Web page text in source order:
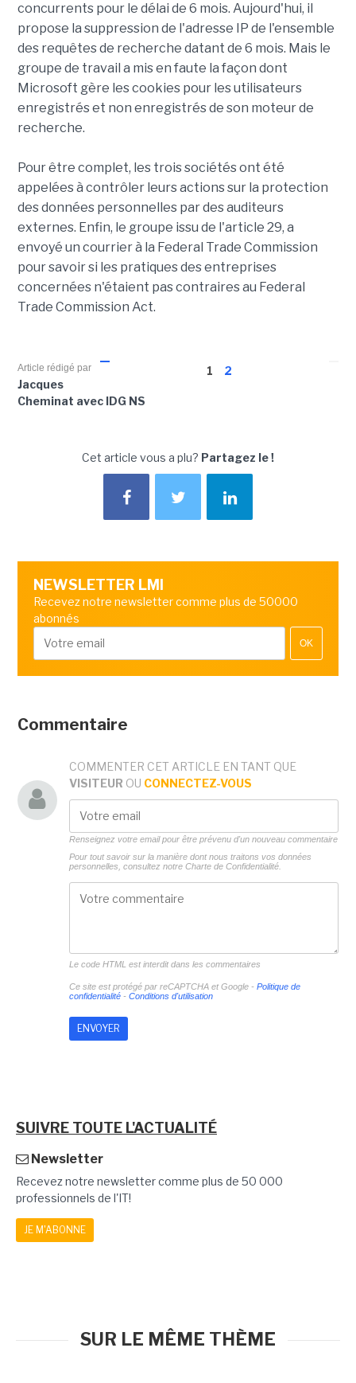
concurrents pour le délai de 6 mois. Aujourd'hui, il
propose la suppression de l'adresse IP de l'ensemble
des requêtes de recherche datant de 6 mois. Mais le
groupe de travail a mis en faute la façon dont
Microsoft gère les cookies pour les utilisateurs
enregistrés et non enregistrés de son moteur de
recherche.
Pour être complet, les trois sociétés ont été
appelées à contrôler leurs actions sur la protection
des données personnelles par des auditeurs
externes. Enfin, le groupe issu de l'article 29, a
envoyé un courrier à la Federal Trade Commission
pour savoir si les pratiques des entreprises
concernées n'étaient pas contraires au Federal
Trade Commission Act.
1 2
Article rédigé par
Jacques
Cheminat avec IDG NS
Cet article vous a plu? Partagez le !
NEWSLETTER LMI
Recevez notre newsletter comme plus de 50000
abonnés
OK
Commentaire
COMMENTER CET ARTICLE EN TANT QUE
VISITEUR OU CONNECTEZ-VOUS
Renseignez votre email pour être prévenu d'un nouveau commentaire
Pour tout savoir sur la manière dont nous traitons vos données
personnelles, consultez notre Charte de Confidentialité.
Le code HTML est interdit dans les commentaires
Ce site est protégé par reCAPTCHA et Google - Politique de
confidentialité- Conditions d'utilisation
SUIVRE TOUTE L'ACTUALITÉ
Newsletter
Recevez notre newsletter comme plus de 50 000
professionnels de l'IT!
JE M'ABONNE
SUR LE MÊME THÈME